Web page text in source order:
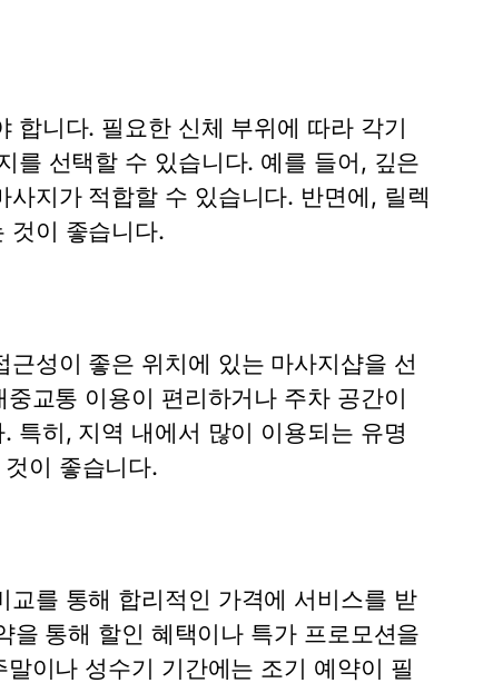
합니다. 필요한 신체 부위에 따라 각기
를 선택할 수 있습니다. 예를 들어, 깊은
지가 적합할 수 있습니다. 반면에, 릴렉
것이 좋습니다.
성이 좋은 위치에 있는 마사지샵을 선
교통 이용이 편리하거나 주차 공간이
특히, 지역 내에서 많이 이용되는 유명
이 좋습니다.
를 통해 합리적인 가격에 서비스를 받
통해 할인 혜택이나 특가 프로모션을
이나 성수기 기간에는 조기 예약이 필